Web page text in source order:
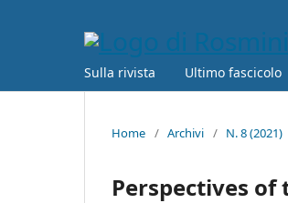
Sulla rivista Ultimo fascicolo
Home / Archivi / N. 8 (2021)
Perspectives of